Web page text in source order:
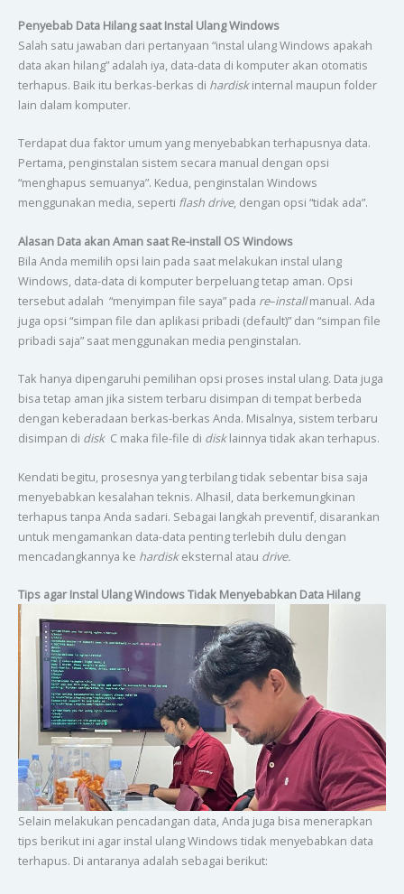
Penyebab Data Hilang saat Instal Ulang Windows
Salah satu jawaban dari pertanyaan “instal ulang Windows apakah
data akan hilang” adalah iya, data-data di komputer akan otomatis
terhapus. Baik itu berkas-berkas di hardiskinternal maupun folder
lain dalam komputer.
Terdapat dua faktor umum yang menyebabkan terhapusnya data.
Pertama, penginstalan sistem secara manual dengan opsi
“menghapus semuanya”. Kedua, penginstalan Windows
menggunakan media, seperti flash drive, dengan opsi “tidak ada”.
Alasan Data akan Aman saat Re-install OS Windows
Bila Anda memilih opsi lain pada saat melakukan instal ulang
Windows, data-data di komputer berpeluang tetap aman. Opsi
tersebut adalah “menyimpan file saya” pada re–installmanual. Ada
juga opsi “simpan file dan aplikasi pribadi (default)” dan “simpan file
pribadi saja” saat menggunakan media penginstalan.
Tak hanya dipengaruhi pemilihan opsi proses instal ulang. Data juga
bisa tetap aman jika sistem terbaru disimpan di tempat berbeda
dengan keberadaan berkas-berkas Anda. Misalnya, sistem terbaru
disimpan di diskC maka file-file di disklainnya tidak akan terhapus.
Kendati begitu, prosesnya yang terbilang tidak sebentar bisa saja
menyebabkan kesalahan teknis. Alhasil, data berkemungkinan
terhapus tanpa Anda sadari. Sebagai langkah preventif, disarankan
untuk mengamankan data-data penting terlebih dulu dengan
mencadangkannya ke hardiskeksternal atau drive.
Tips agar Instal Ulang Windows Tidak Menyebabkan Data Hilang
Selain melakukan pencadangan data, Anda juga bisa menerapkan
tips berikut ini agar instal ulang Windows tidak menyebabkan data
terhapus. Di antaranya adalah sebagai berikut: